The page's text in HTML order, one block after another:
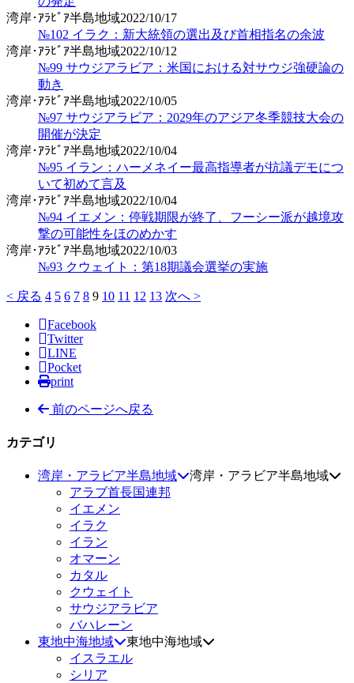
湾岸･ｱﾗﾋﾞｱ半島地域2022/10/17
№102 イラク：新大統領の選出及び首相指名の余波
湾岸･ｱﾗﾋﾞｱ半島地域2022/10/12
№99 サウジアラビア：米国における対サウジ強硬論の
動き
湾岸･ｱﾗﾋﾞｱ半島地域2022/10/05
№97 サウジアラビア：2029年のアジア冬季競技大会の
開催が決定
湾岸･ｱﾗﾋﾞｱ半島地域2022/10/04
№95 イラン：ハーメネイー最高指導者が抗議デモにつ
いて初めて言及
湾岸･ｱﾗﾋﾞｱ半島地域2022/10/04
№94 イエメン：停戦期限が終了、フーシー派が越境攻
撃の可能性をほのめかす
湾岸･ｱﾗﾋﾞｱ半島地域2022/10/03
№93 クウェイト：第18期議会選挙の実施
< 戻る 4 5 6 7 8 9 10 11 12 13 次へ >
Facebook
Twitter
LINE
Pocket
print
前のページへ戻る
カテゴリ
湾岸・アラビア半島地域
湾岸・アラビア半島地域
アラブ首長国連邦
イエメン
イラク
イラン
オマーン
カタル
クウェイト
サウジアラビア
バハレーン
東地中海地域
東地中海地域
イスラエル
シリア